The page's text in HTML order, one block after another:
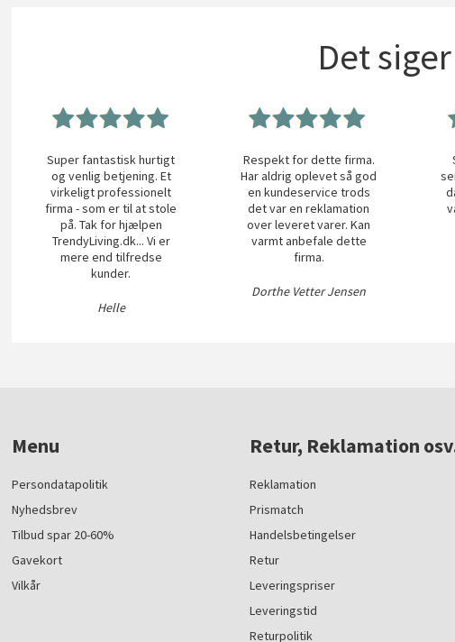
Det
Super fantastisk hurtigt
og venlig betjening. Et
virkeligt professionelt
firma - som er til at stole
på. Tak for hjælpen
TrendyLiving.dk... Vi er
mere end tilfredse
kunder.
Helle
Respekt for dette firma.
Har aldrig oplevet så god
en kundeservice trods
det var en reklamation
over leveret varer. Kan
varmt anbefale dette
firma.
Dorthe Vetter Jensen
Menu
Persondatapolitik
Nyhedsbrev
Tilbud spar 20-60%
Gavekort
Vilkår
Retur, Reklamation
Reklamation
Prismatch
Handelsbetingelser
Retur
Leveringspriser
Leveringstid
Returpolitik